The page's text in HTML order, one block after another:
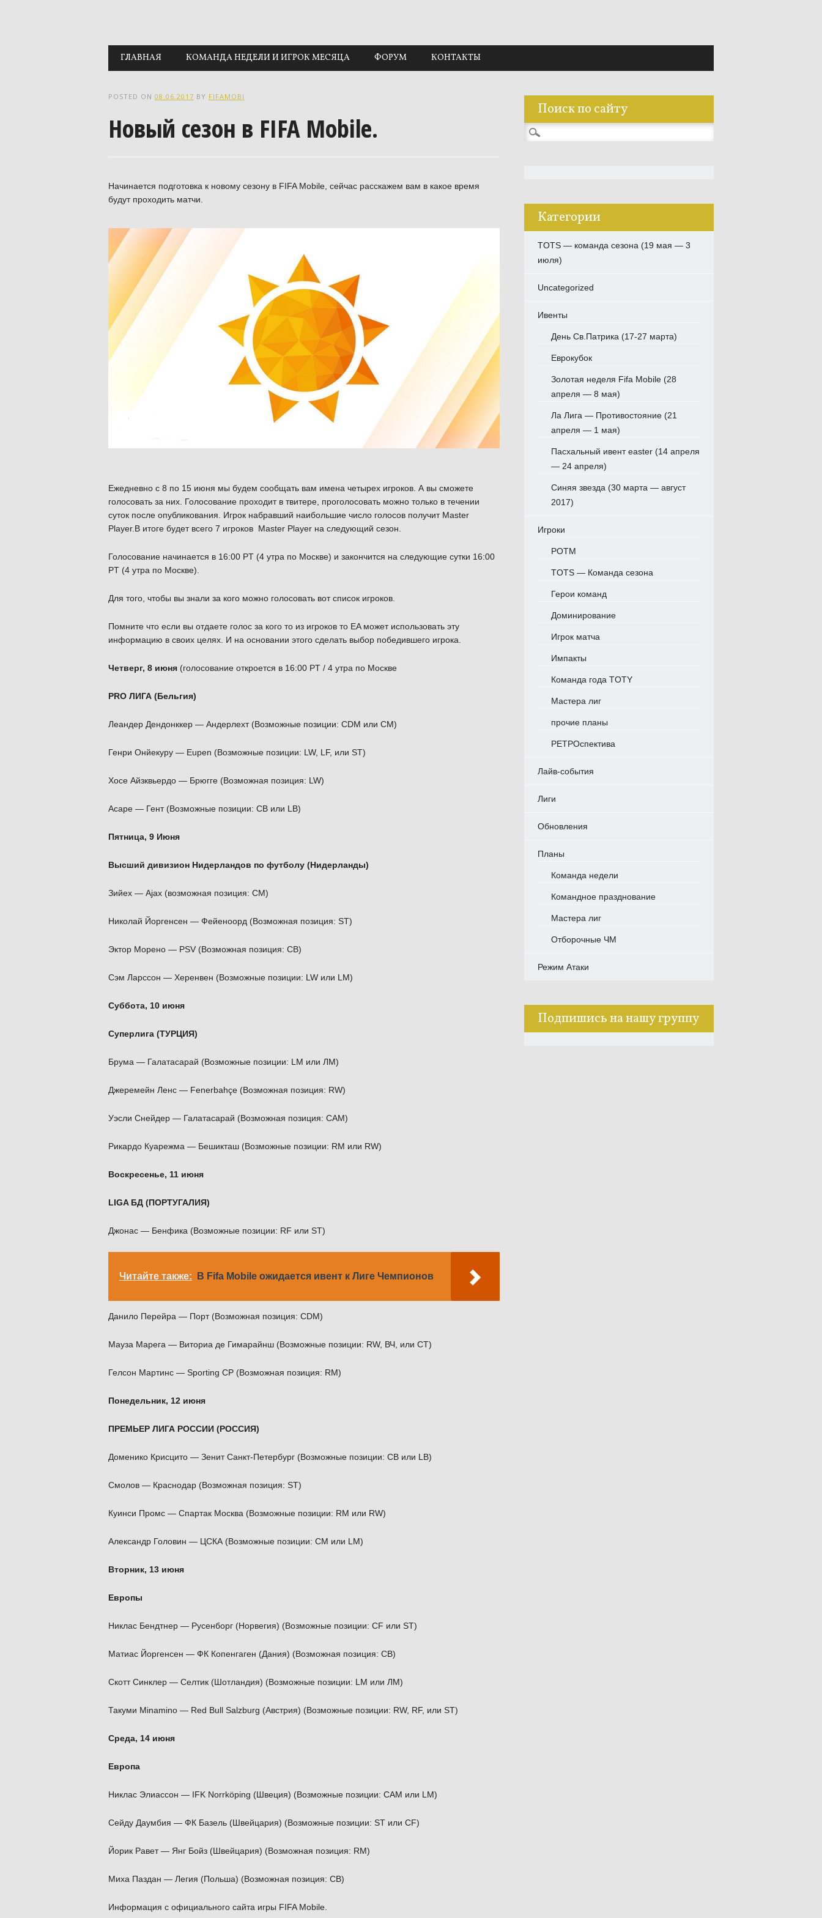
Main menu
Skip to content
ГЛАВНАЯ КОМАНДА НЕДЕЛИ И ИГРОК МЕСЯЦА ФОРУМ КОНТАКТЫ
POSTED ON 08.06.2017 BY FIFAMOBI
Новый сезон в FIFA Mobile.
Начинается подготовка к новому сезону в FIFA Mobile, сейчас расскажем вам в какое время
будут проходить матчи.
Ежедневно с 8 по 15 июня мы будем сообщать вам имена четырех игроков. А вы сможете
голосовать за них. Голосование проходит в твитере, проголосовать можно только в течении
суток после опубликования. Игрок набравший наибольшие число голосов получит Master
Player.В итоге будет всего 7 игроков Master Player на следующий сезон.
Голосование начинается в 16:00 PT (4 утра по Москве) и закончится на следующие сутки 16:00
PT (4 утра по Москве).
Для того, чтобы вы знали за кого можно голосовать вот список игроков.
Помните что если вы отдаете голос за кого то из игроков то EA может использовать эту
информацию в своих целях. И на основании этого сделать выбор победившего игрока.
Четверг, 8 июня(голосование откроется в 16:00 PT / 4 утра по Москве
PRO ЛИГА (Бельгия)
Леандер Дендонккер — Андерлехт (Возможные позиции: CDM или CM)
Генри Онйекуру — Eupen (Возможные позиции: LW, LF, или ST)
Хосе Айзквьердо — Брюгге (Возможная позиция: LW)
Асаре — Гент (Возможные позиции: CB или LB)
Пятница, 9 Июня
Высший дивизион Нидерландов по футболу (Нидерланды)
Зийех — Ajax (возможная позиция: CM)
Николай Йоргенсен — Фейеноорд (Возможная позиция: ST)
Эктор Морено — PSV (Возможная позиция: CB)
Сэм Ларссон — Херенвен (Возможные позиции: LW или LM)
Суббота, 10 июня
Суперлига (ТУРЦИЯ)
Брума — Галатасарай (Возможные позиции: LM или ЛМ)
Джеремейн Ленс — Fenerbahçe (Возможная позиция: RW)
Уэсли Снейдер — Галатасарай (Возможная позиция: CAM)
Рикардо Куарежма — Бешикташ (Возможные позиции: RM или RW)
Воскресенье, 11 июня
LIGA БД (ПОРТУГАЛИЯ)
Джонас — Бенфика (Возможные позиции: RF или ST)
Читайте также: В Fifa Mobile ожидается ивент к Лиге Чемпионов
Данило Перейра — Порт (Возможная позиция: CDM)
Мауза Марега — Виториа де Гимарайнш (Возможные позиции: RW, ВЧ, или СТ)
Гелсон Мартинс — Sporting CP (Возможная позиция: RM)
Понедельник, 12 июня
ПРЕМЬЕР ЛИГА РОССИИ (РОССИЯ)
Доменико Крисцито — Зенит Санкт-Петербург (Возможные позиции: CB или LB)
Смолов — Краснодар (Возможная позиция: ST)
Куинси Промс — Спартак Москва (Возможные позиции: RM или RW)
Александр Головин — ЦСКА (Возможные позиции: CM или LM)
Вторник, 13 июня
Европы
Никлас Бендтнер — Русенборг (Норвегия) (Возможные позиции: CF или ST)
Матиас Йоргенсен — ФК Копенгаген (Дания) (Возможная позиция: CB)
Скотт Синклер — Селтик (Шотландия) (Возможные позиции: LM или ЛМ)
Такуми Minamino — Red Bull Salzburg (Австрия) (Возможные позиции: RW, RF, или ST)
Среда, 14 июня
Европа
Никлас Элиассон — IFK Norrköping (Швеция) (Возможные позиции: CAM или LM)
Сейду Даумбия — ФК Базель (Швейцария) (Возможные позиции: ST или CF)
Йорик Равет — Янг Бойз (Швейцария) (Возможная позиция: RM)
Миха Паздан — Легия (Польша) (Возможная позиция: CB)
Информация с официального сайта игры FIFA Mobile.
Поиск по сайту
Найти:
Категории
TOTS — команда сезона (19 мая — 3
июля)
Uncategorized
Ивенты
День Св.Патрика (17-27 марта)
Еврокубок
Золотая неделя Fifa Mobile (28
апреля — 8 мая)
Ла Лига — Противостояние (21
апреля — 1 мая)
Пасхальный ивент easter (14 апреля
— 24 апреля)
Синяя звезда (30 марта — август
2017)
Игроки
POTM
TOTS — Команда сезона
Герои команд
Доминирование
Игрок матча
Импакты
Команда года TOTY
Мастера лиг
прочие планы
РЕТРОспектива
Лайв-события
Лиги
Обновления
Планы
Команда недели
Командное празднование
Мастера лиг
Отборочные ЧМ
Режим Атаки
Подпишись на нашу группу